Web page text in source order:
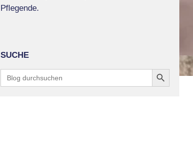
Pflegende.
SUCHE
Search
for:
Search Button